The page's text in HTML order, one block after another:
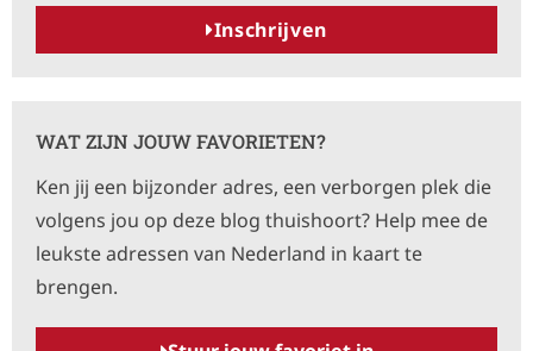
Inschrijven
t
WAT ZIJN JOUW FAVORIETEN?
Ken jij een bijzonder adres, een verborgen plek die
volgens jou op deze blog thuishoort? Help mee de
leukste adressen van Nederland in kaart te
brengen.